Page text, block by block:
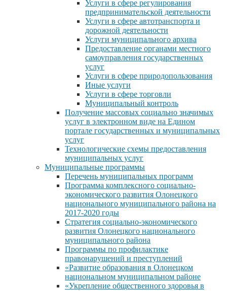
Услуги в сфере регулирования
предпринимательской деятельности
Услуги в сфере автотранспорта и
дорожной деятельности
Услуги муниципального архива
Предоставление органами местного
самоуправления государственных
услуг
Услуги в сфере природопользования
Иные услуги
Услуги в сфере торговли
Муниципальный контроль
Получение массовых социально значимых
услуг в электронном виде на Едином
портале государственных и муниципальных
услуг
Технологические схемы предоставления
муниципальных услуг
Муниципальные программы
Перечень муниципальных программ
Программа комплексного социально-
экономического развития Олонецкого
национального муниципального района на
2017-2020 годы
Стратегия социально-экономического
развития Олонецкого национального
муниципального района
Программы по профилактике
правонарушений и преступлений
«Развитие образования в Олонецком
национальном муниципальном районе
«Укрепление общественного здоровья в